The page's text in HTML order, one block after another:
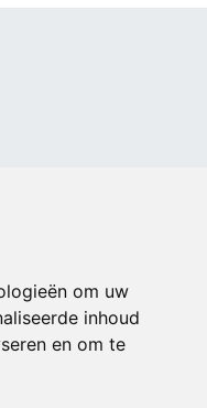
om uw
inhoud
en om te